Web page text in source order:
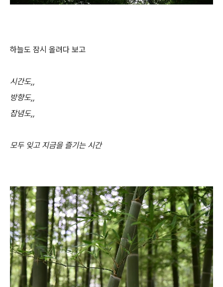
하늘도 잠시 올려다 보고
시간도,,
방향도,,
잡념도,,
모두 잊고 지금을 즐기는 시간